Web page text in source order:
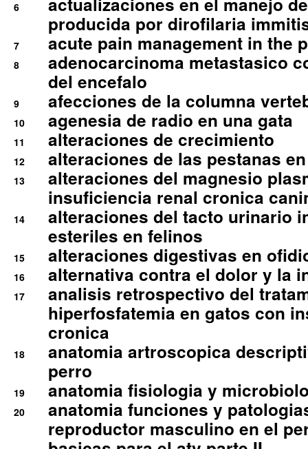
6
producida por dirofilaria
7 acute pain management in the
8
adenocarcinoma metastasico
del encefalo
9 afecciones de la columna
10 agenesia de radio en una gata
11 alteraciones de crecimiento
12 alteraciones de las pestanas
13
alteraciones del magnesio
insuficiencia renal cronica
14
alteraciones del tacto urinario
esteriles en felinos
15 alteraciones digestivas en
16 alternativa contra el dolor y la
17
analisis retrospectivo del
hiperfosfatemia en gatos con
cronica
18
anatomia artroscopica
perro
19 anatomia fisiologia y
20
anatomia funciones y
reproductor masculino en el